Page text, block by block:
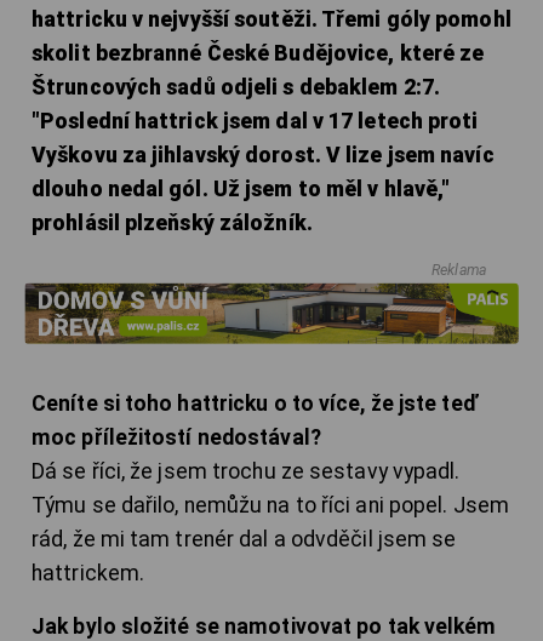
hattricku v nejvyšší soutěži. Třemi góly pomohl
skolit bezbranné České Budějovice, které ze
Štruncových sadů odjeli s debaklem 2:7.
"Poslední hattrick jsem dal v 17 letech proti
Vyškovu za jihlavský dorost. V lize jsem navíc
dlouho nedal gól. Už jsem to měl v hlavě,"
prohlásil plzeňský záložník.
Reklama
Ceníte si toho hattricku o to více, že jste teď
moc příležitostí nedostával?
Dá se říci, že jsem trochu ze sestavy vypadl.
Týmu se dařilo, nemůžu na to říci ani popel. Jsem
rád, že mi tam trenér dal a odvděčil jsem se
hattrickem.
Jak bylo složité se namotivovat po tak velkém